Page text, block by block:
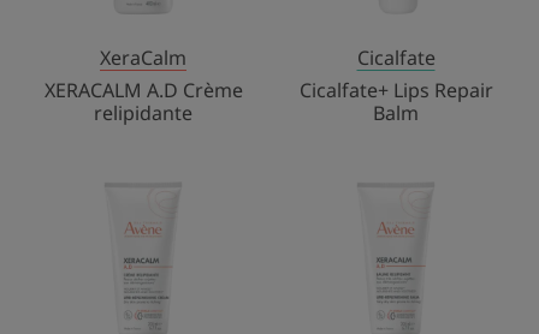
XeraCalm
XERACALM A.D Crème
relipidante
Cicalfate
Cicalfate+ Lips Repair
Balm
Lipid-
Replenishing
Cream
Baume
relipidant